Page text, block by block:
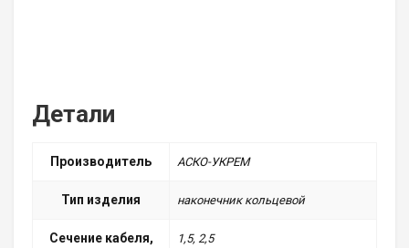
Детали
Производитель АСКО-УКРЕМ
Тип изделия наконечник кольцевой
Сечение кабеля,
1,5, 2,5